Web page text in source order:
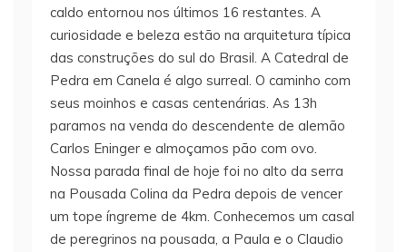
caldo entornou nos últimos 16 restantes. A
curiosidade e beleza estão na arquitetura típica
das construções do sul do Brasil. A Catedral de
Pedra em Canela é algo surreal. O caminho com
seus moinhos e casas centenárias. As 13h
paramos na venda do descendente de alemão
Carlos Eninger e almoçamos pão com ovo.
Nossa parada final de hoje foi no alto da serra
na Pousada Colina da Pedra depois de vencer
um tope íngreme de 4km. Conhecemos um casal
de peregrinos na pousada, a Paula e o Claudio